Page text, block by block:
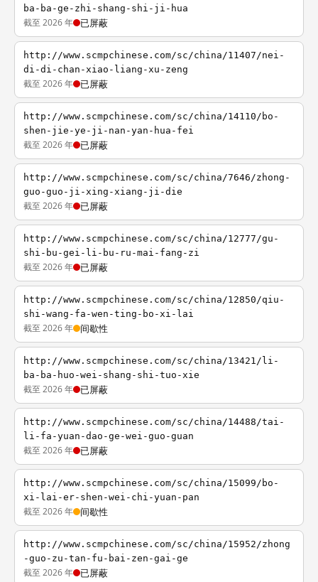
ba-ba-ge-zhi-shang-shi-ji-hua
截至 2026 年 已屏蔽
http://www.scmpchinese.com/sc/china/11407/nei-
di-di-chan-xiao-liang-xu-zeng
截至 2026 年 已屏蔽
http://www.scmpchinese.com/sc/china/14110/bo-
shen-jie-ye-ji-nan-yan-hua-fei
截至 2026 年 已屏蔽
http://www.scmpchinese.com/sc/china/7646/zhong-
guo-guo-ji-xing-xiang-ji-die
截至 2026 年 已屏蔽
http://www.scmpchinese.com/sc/china/12777/gu-
shi-bu-gei-li-bu-ru-mai-fang-zi
截至 2026 年 已屏蔽
http://www.scmpchinese.com/sc/china/12850/qiu-
shi-wang-fa-wen-ting-bo-xi-lai
截至 2026 年 间歇性
http://www.scmpchinese.com/sc/china/13421/li-
ba-ba-huo-wei-shang-shi-tuo-xie
截至 2026 年 已屏蔽
http://www.scmpchinese.com/sc/china/14488/tai-
li-fa-yuan-dao-ge-wei-guo-guan
截至 2026 年 已屏蔽
http://www.scmpchinese.com/sc/china/15099/bo-
xi-lai-er-shen-wei-chi-yuan-pan
截至 2026 年 间歇性
http://www.scmpchinese.com/sc/china/15952/zhong
-guo-zu-tan-fu-bai-zen-gai-ge
截至 2026 年 已屏蔽